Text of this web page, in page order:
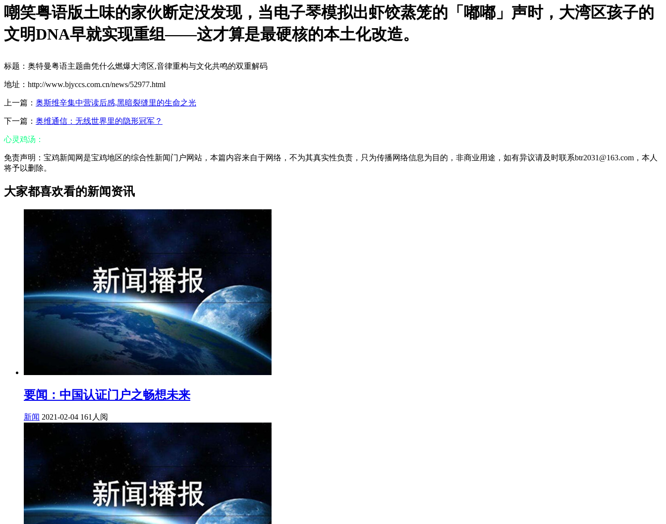
嘲笑粤语版土味的家伙断定没发现，当电子琴模拟出虾饺蒸笼的「嘟嘟」声时，大湾区孩子的
文明DNA早就实现重组——这才算是最硬核的本土化改造。
标题：奥特曼粤语主题曲凭什么燃爆大湾区,音律重构与文化共鸣的双重解码
地址：http://www.bjyccs.com.cn/news/52977.html
上一篇： 奥斯维辛集中营读后感,黑暗裂缝里的生命之光
下一篇： 奥维通信：无线世界里的隐形冠军？
心灵鸡汤：
免责声明：宝鸡新闻网是宝鸡地区的综合性新闻门户网站，本篇内容来自于网络，不为其真实性负责，只为传播网络信息为目的，非商业用途，如有异议请及时联系btr2031@163.com，本人
将予以删除。
大家都喜欢看的新闻资讯
要闻：中国认证门户之畅想未来
新闻 2021-02-04 161人阅